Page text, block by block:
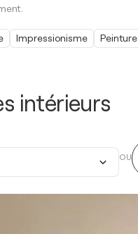
intérieurs
OU
Impressionisme Peinture